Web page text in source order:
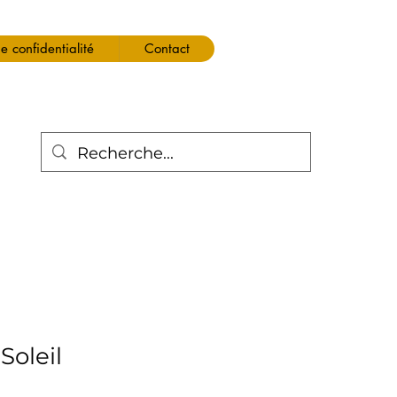
confidentialité Contact